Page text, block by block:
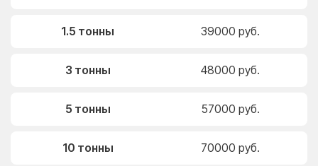
1.5 тонны 39000 руб.
3 тонны 48000 руб.
5 тонны 57000 руб.
10 тонны 70000 руб.